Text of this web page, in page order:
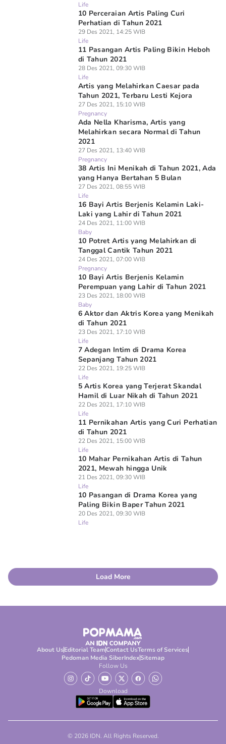
Life
10 Perceraian Artis Paling Curi
Perhatian di Tahun 2021
29 Des 2021, 14:25 WIB
Life
11 Pasangan Artis Paling Bikin Heboh
di Tahun 2021
28 Des 2021, 09:30 WIB
Life
Artis yang Melahirkan Caesar pada
Tahun 2021, Terbaru Lesti Kejora
27 Des 2021, 15:10 WIB
Pregnancy
Ada Nella Kharisma, Artis yang
Melahirkan secara Normal di Tahun
2021
27 Des 2021, 13:40 WIB
Pregnancy
38 Artis Ini Menikah di Tahun 2021, Ada
yang Hanya Bertahan 5 Bulan
27 Des 2021, 08:55 WIB
Life
16 Bayi Artis Berjenis Kelamin Laki-
Laki yang Lahir di Tahun 2021
24 Des 2021, 11:00 WIB
Baby
10 Potret Artis yang Melahirkan di
Tanggal Cantik Tahun 2021
24 Des 2021, 07:00 WIB
Pregnancy
10 Bayi Artis Berjenis Kelamin
Perempuan yang Lahir di Tahun 2021
23 Des 2021, 18:00 WIB
Baby
6 Aktor dan Aktris Korea yang Menikah
di Tahun 2021
23 Des 2021, 17:10 WIB
Life
7 Adegan Intim di Drama Korea
Sepanjang Tahun 2021
22 Des 2021, 19:25 WIB
Life
5 Artis Korea yang Terjerat Skandal
Hamil di Luar Nikah di Tahun 2021
22 Des 2021, 17:10 WIB
Life
11 Pernikahan Artis yang Curi Perhatian
di Tahun 2021
22 Des 2021, 15:00 WIB
Life
10 Mahar Pernikahan Artis di Tahun
2021, Mewah hingga Unik
21 Des 2021, 09:30 WIB
Life
10 Pasangan di Drama Korea yang
Paling Bikin Baper Tahun 2021
20 Des 2021, 09:30 WIB
Life
Load More
About UsEditorial TeamContact UsTerms of Services
Pedoman Media SiberIndexSitemap
Follow Us
Download
© 2026 IDN. All Rights Reserved.